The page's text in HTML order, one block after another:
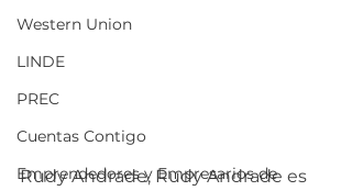
Western Union
LINDE
PREC
Cuentas Contigo
Emprendedores y Empresarios de
Rudy Andrade, Rudy Andrade es